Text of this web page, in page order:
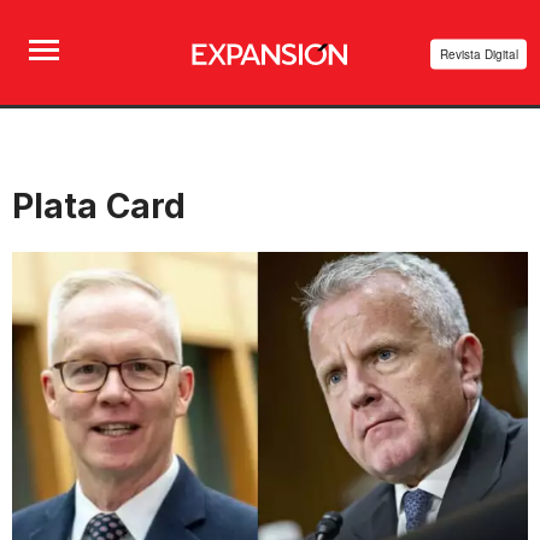
Revista Digital
Plata Card